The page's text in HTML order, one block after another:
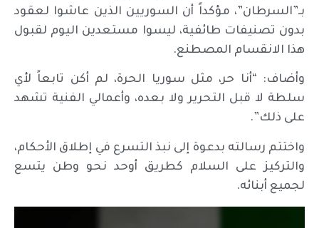
بـ”السرطان”، مؤكداً أن السوريين الذين عاشوا لعقود
بدون تصنيفات طائفية، ليسوا مستعدين اليوم لقبول
هذا الانقسام المصطنع.
وأضاف: “أنا حر، مثل سوريا الحرة، لم أكن تابعاً لأي
سلطة لا قبل التحرير ولا بعده، وأعمالي الفنية تشهد
على ذلك”.
واختتم رسالته بدعوة إلى نبذ التسرع في إطلاق الأحكام،
والتركيز على السلام كطريق أوحد نحو وطن يتسع
لجميع أبنائه.